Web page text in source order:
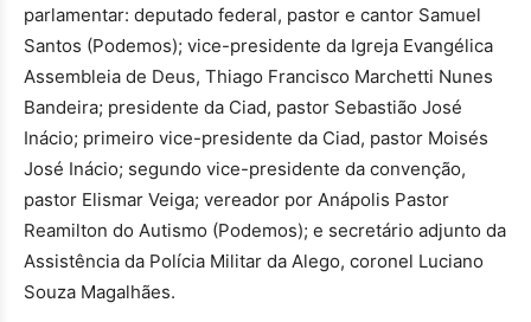
parlamentar: deputado federal, pastor e cantor Samuel
Santos (Podemos); vice-presidente da Igreja Evangélica
Assembleia de Deus, Thiago Francisco Marchetti Nunes
Bandeira; presidente da Ciad, pastor Sebastião José
Inácio; primeiro vice-presidente da Ciad, pastor Moisés
José Inácio; segundo vice-presidente da convenção,
pastor Elismar Veiga; vereador por Anápolis Pastor
Reamilton do Autismo (Podemos); e secretário adjunto da
Assistência da Polícia Militar da Alego, coronel Luciano
Souza Magalhães.